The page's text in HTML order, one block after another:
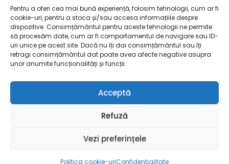
Pentru a oferi cea mai bună experiență, folosim tehnologii, cum ar fi
cookie-uri, pentru a stoca și/sau accesa informațiile despre
dispozitive. Consimțământul pentru aceste tehnologii ne permite
să procesăm date, cum ar fi comportamentul de navigare sau ID-
uri unice pe acest site. Dacă nu îți dai consimțământul sau îți
retragi consimțământul dat poate avea afecte negative asupra
unor anumite funcționalități și funcții.
Acceptă
Refuză
Vezi preferințele
Politica cookie-uriConfidentialitate
Politica cookie-uri (UE)
Prelucrarea datelor cu caracter personal
Legal